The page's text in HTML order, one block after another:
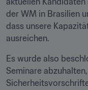
der WM in Brasilien
dass unsere
ausreichen.
Es wurde also
Seminare